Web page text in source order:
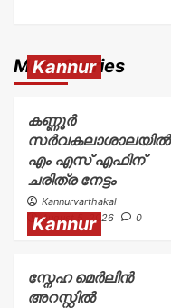
More Stories
Kannur
കണ്ണൂർ
സർവകലാശാലയിൽ
എം എസ് എഫിന്
ചരിത്ര നേട്ടം
Kannurvarthakal
August 5, 2026
0
Kannur
സ്നേഹ മെർലിൻ
അറസ്റ്റിൽ